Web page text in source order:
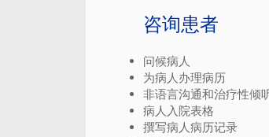
咨询患者
问候病人
为病人办理病历
非语言沟通和治疗性倾
病人入院表格
撰写病人病历记录